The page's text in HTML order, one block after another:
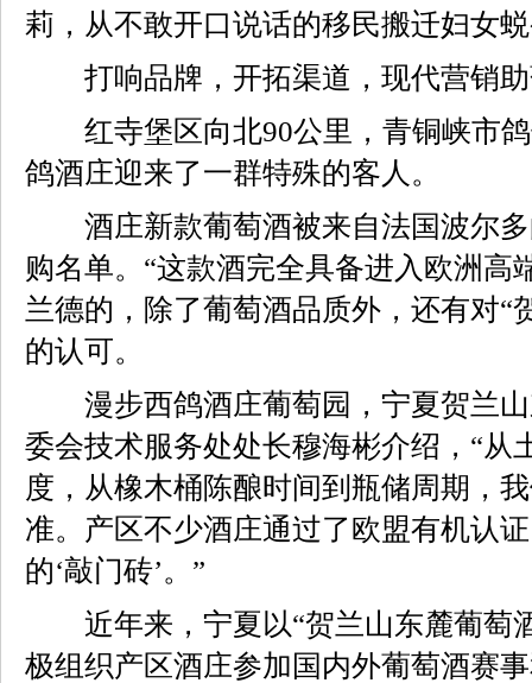
莉，从不敢开口说话的移民搬迁妇女
打响品牌，开拓渠道，现代营销助
红寺堡区向北90公里，青铜峡市鸽
鸽酒庄迎来了一群特殊的客人。
酒庄新款葡萄酒被来自法国波尔多
购名单。“这款酒完全具备进入欧洲高
兰德的，除了葡萄酒品质外，还有对“
的认可。
漫步西鸽酒庄葡萄园，宁夏贺兰山
委会技术服务处处长穆海彬介绍，“从
度，从橡木桶陈酿时间到瓶储周期，
准。产区不少酒庄通过了欧盟有机认
的‘敲门砖’。”
近年来，宁夏以“贺兰山东麓葡萄
极组织产区酒庄参加国内外葡萄酒赛